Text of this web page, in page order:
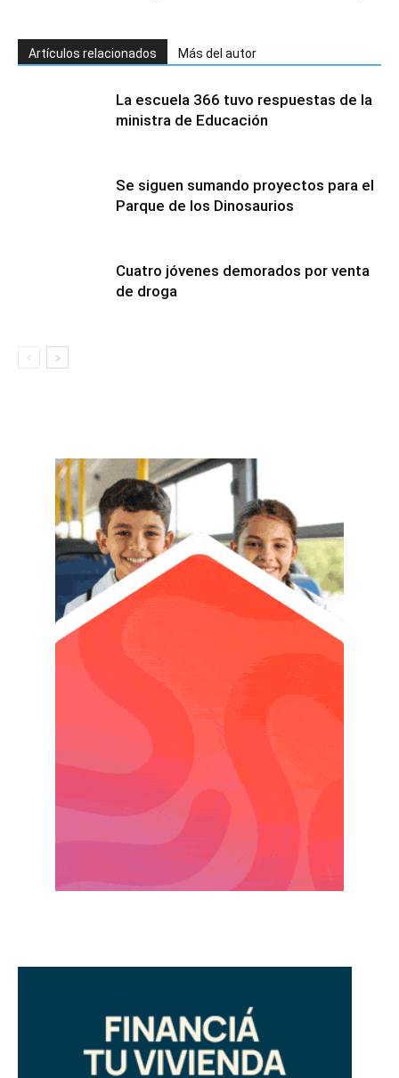
Artículos relacionados Más del autor
La escuela 366 tuvo respuestas de la
ministra de Educación
Se siguen sumando proyectos para el
Parque de los Dinosaurios
Cuatro jóvenes demorados por venta
de droga